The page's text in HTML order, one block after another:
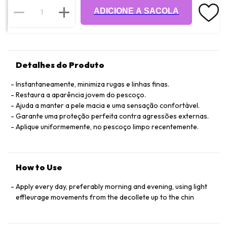
ADICIONE A SACOLA
Detalhes do Produto
Instantaneamente, minimiza rugas e linhas finas.
Restaura a aparência jovem do pescoço.
Ajuda a manter a pele macia e uma sensação confortável.
Garante uma proteção perfeita contra agressões externas.
Aplique uniformemente, no pescoço limpo recentemente.
How to Use
Apply every day, preferably morning and evening, using light
effleurage movements from the decollete up to the chin